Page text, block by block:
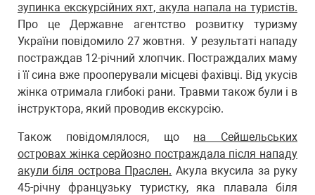
зупинка екскурсійних яхт, акула напала на туристів.
Про це Державне агентство розвитку туризму
України повідомило 27 жовтня. У результаті нападу
постраждав 12-річний хлопчик. Постраждалих маму
і її сина вже прооперували місцеві фахівці. Від укусів
жінка отримала глибокі рани. Травми також були і в
інструктора, який проводив екскурсію.
Також повідомлялося, що на Сейшельських
островах жінка серйозно постраждала після нападу
акули біля острова Праслен. Акула вкусила за руку
45-річну французьку туристку, яка плавала біля